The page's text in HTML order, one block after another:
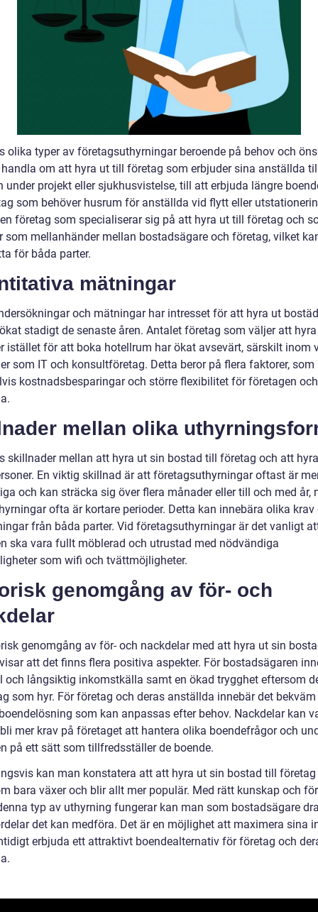
olika typer av företagsuthyrningar beroende på behov och
handla om att hyra ut till företag som erbjuder sina anställda
under projekt eller sjukhusvistelse, till att erbjuda längre
som behöver husrum för anställda vid flytt eller
företag som specialiserar sig på att hyra ut till företag och
som mellanhänder mellan bostadsägare och företag, vilket
för båda parter.
mätningar
och mätningar har intresset för att hyra ut
stadigt de senaste åren. Antalet företag som väljer att hyra
istället för att boka hotellrum har ökat avsevärt, särskilt inom
som IT och konsultföretag. Detta beror på flera faktorer, som
kostnadsbesparingar och större flexibilitet för företagen
mellan olika
skillnader mellan att hyra ut sin bostad till företag och att
En viktig skillnad är att företagsuthyrningar oftast är
och kan sträcka sig över flera månader eller till och med år,
ofta är kortare perioder. Detta kan innebära olika krav
från båda parter. Vid företagsuthyrningar är det vanligt
ska vara fullt möblerad och utrustad med nödvändiga
som wifi och tvättmöjligheter.
genomgång av för- och
genomgång av för- och nackdelar med att hyra ut sin
att det finns flera positiva aspekter. För bostadsägaren
och långsiktig inkomstkälla samt en ökad trygghet eftersom
som hyr. För företag och deras anställda innebär det
som kan anpassas efter behov. Nackdelar kan
mer krav på företaget att hantera olika boendefrågor och
på ett sätt som tillfredsställer de boende.
kan man konstatera att att hyra ut sin bostad till företag
bara växer och blir allt mer populär. Med rätt kunskap och
typ av uthyrning fungerar kan man som bostadsägare
det kan medföra. Det är en möjlighet att maximera sina
erbjuda ett attraktivt boendealternativ för företag och